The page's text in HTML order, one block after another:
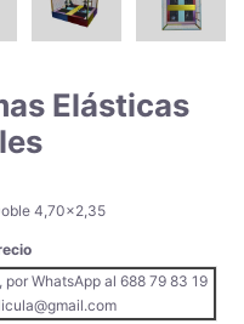
Elásticas
4,70x2,35
WhatsApp al 688 79 83 19